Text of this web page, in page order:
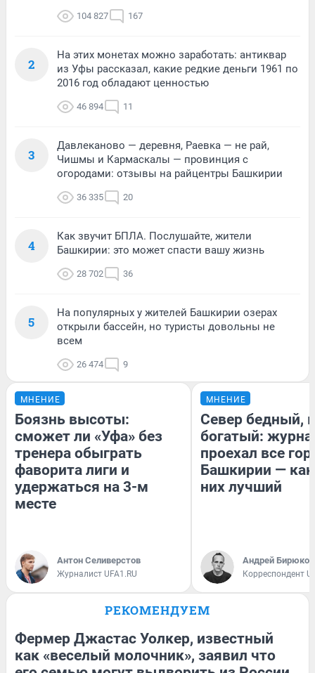
104 827 167
2
На этих монетах можно заработать: антиквар
из Уфы рассказал, какие редкие деньги 1961 по
2016 год обладают ценностью
46 894 11
3
Давлеканово — деревня, Раевка — не рай,
Чишмы и Кармаскалы — провинция с
огородами: отзывы на райцентры Башкирии
36 335 20
4
Как звучит БПЛА. Послушайте, жители
Башкирии: это может спасти вашу жизнь
28 702 36
5
На популярных у жителей Башкирии озерах
открыли бассейн, но туристы довольны не
всем
26 474 9
МНЕНИЕ
Боязнь высоты:
сможет ли «Уфа» без
тренера обыграть
фаворита лиги и
удержаться на 3-м
месте
Антон Селиверстов
Журналист UFA1.RU
МНЕНИЕ
Север бедный,
богатый:
проехал все
Башкирии —
них лучший
Андрей Бирюков
Корреспондент
РЕКОМЕНДУЕМ
Фермер Джастас Уолкер, известный
как «веселый молочник», заявил что